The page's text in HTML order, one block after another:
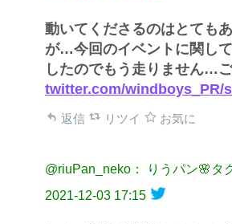
動いてくださるのはとても
が…今回のイベントに関し
したのでもう走りません…
twitter.com/windboys_PR/
返信 リツイ お気に
@riuPan_neko： りうパン🌸タ
2021-12-03 17:15